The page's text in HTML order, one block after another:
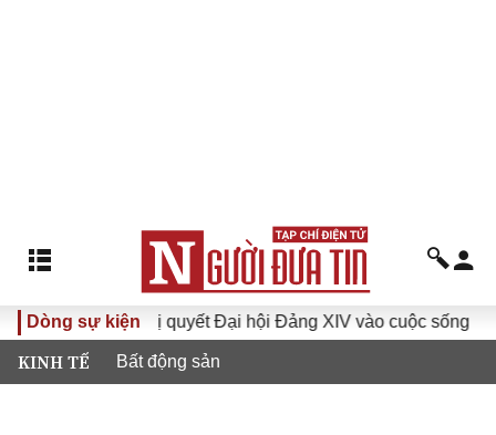
Dòng sự kiện
Đưa Nghị quyết Đại hội Đảng XIV vào cuộc sống
KINH TẾ Bất động sản